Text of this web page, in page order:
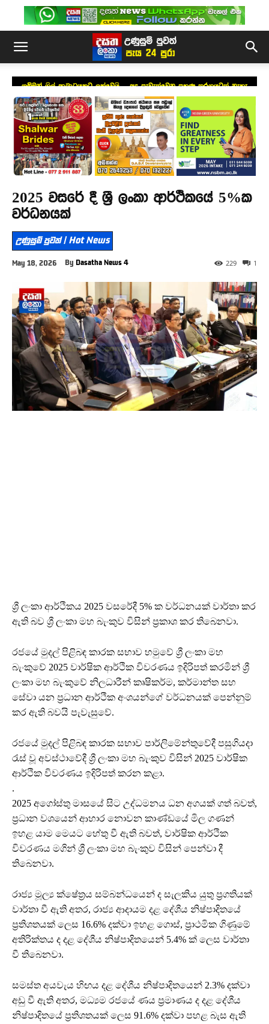
ශුබ්මන් ගිල් ආබාධයකට ලක්වෙයි – අද පැවැත්වෙන පුහුණු තරගයටත් නැහැ
2025 වසරේ දී ශ්‍රී ලංකා ආර්ථිකයේ 5%ක
වර්ධනයක්
උණුසුම් පුවත් | Hot News
May 18, 2026 By Dasatha News 4 1
229
ශ්‍රී ලංකා ආර්ථිකය 2025 වසරේදී 5% ක වර්ධනයක් වාර්තා කර
ඇති බව ශ්‍රී ලංකා මහ බැංකුව විසින් ප්‍රකාශ කර තිබෙනවා.
රජයේ මුදල් පිළිබඳ කාරක සභාව හමුවේ ශ්‍රී ලංකා මහ
බැංකුවේ 2025 වාර්ෂික ආර්ථික විවරණය ඉදිරිපත් කරමින් ශ්‍රී
ලංකා මහ බැංකුවේ නිලධාරීන් කෘෂිකර්ම, කර්මාන්ත සහ
සේවා යන ප්‍රධාන ආර්ථික අංශයන්ගේ වර්ධනයක් පෙන්නුම්
කර ඇති බවයි පැවැසුවේ.
රජයේ මුදල් පිළිබඳ කාරක සභාව පාර්ලිමේන්තුවේදී පසුගියදා
රැස් වූ අවස්ථාවේදී ශ්‍රී ලංකා මහ බැංකුව විසින් 2025 වාර්ෂික
ආර්ථික විවරණය ඉදිරිපත් කරන කළා.
.
2025 අගෝස්තු මාසයේ සිට උද්ධමනය ධන අගයක් ගත් බවත්,
ප්‍රධාන වශයෙන් ආහාර නොවන කාණ්ඩයේ මිල ගණන්
ඉහළ යාම මෙයට හේතු වී ඇති බවත්, වාර්ෂික ආර්ථික
විවරණය මගින් ශ්‍රී ලංකා මහ බැංකුව විසින් පෙන්වා දී
තිබෙනවා.
රාජ්‍ය මූල්‍ය ක්ෂේත්‍රය සම්බන්ධයෙන් ද සැලකිය යුතු ප්‍රගතියක්
වාර්තා වී ඇති අතර, රාජ්‍ය ආදායම දළ දේශීය නිෂ්පාදිතයේ
ප්‍රතිශතයක් ලෙස 16.6% දක්වා ඉහළ ගොස්, ප්‍රාථමික ගිණුමේ
අතිරික්තය ද දළ දේශීය නිෂ්පාදිතයෙන් 5.4% ක් ලෙස වාර්තා
වී තිබෙනවා.
සමස්ත අයවැය හිඟය දළ දේශීය නිෂ්පාදිතයෙන් 2.3% දක්වා
අඩු වී ඇති අතර, මධ්‍යම රජයේ ණය ප්‍රමාණය ද දළ දේශීය
නිෂ්පාදිතයේ ප්‍රතිශතයක් ලෙස 91.6% දක්වා පහළ බැස ඇති